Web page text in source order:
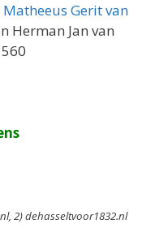
Matheeus Gerit van
Herman Jan van
2) dehasseltvoor1832.nl